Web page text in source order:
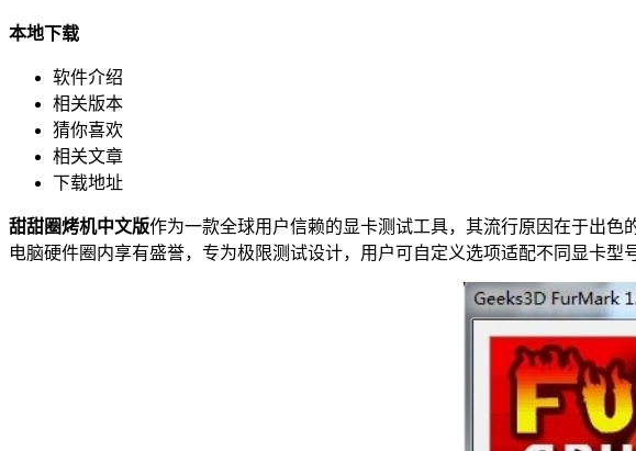
本地下载
软件介绍
相关版本
猜你喜欢
相关文章
下载地址
甜甜圈烤机中文版作为一款全球用户信赖的显卡测试工具，其流行原因在于出
电脑硬件圈内享有盛誉，专为极限测试设计，用户可自定义选项适配不同显卡型